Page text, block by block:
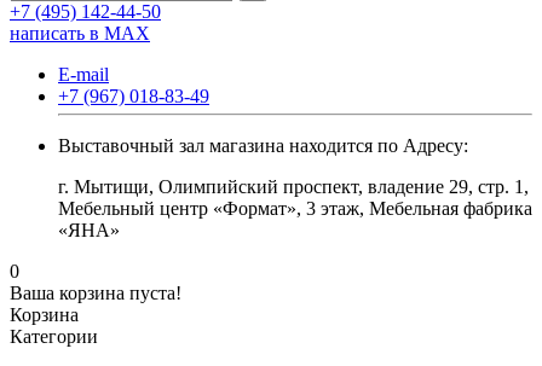
+7 (495) 142-44-50
написать в МАХ
E-mail
+7 (967) 018-83-49
Выставочный зал магазина находится по Адресу:
г. Мытищи, Олимпийский проспект, владение 29, стр. 1,
Мебельный центр «Формат», 3 этаж, Мебельная фабрика
«ЯНА»
0
Ваша корзина пуста!
Корзина
Категории